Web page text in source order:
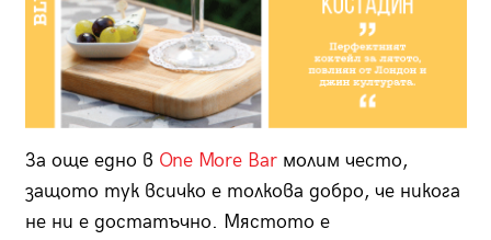
За още едно в One More Barмолим често,
защото тук всичко е толкова добро, че никога
не ни е достатъчно. Мястото е